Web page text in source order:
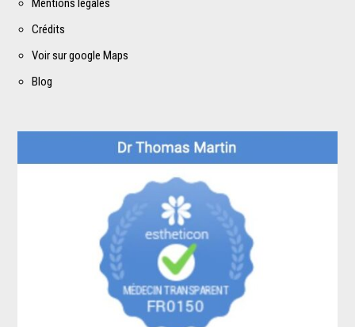
Mentions légales
Crédits
Voir sur google Maps
Blog